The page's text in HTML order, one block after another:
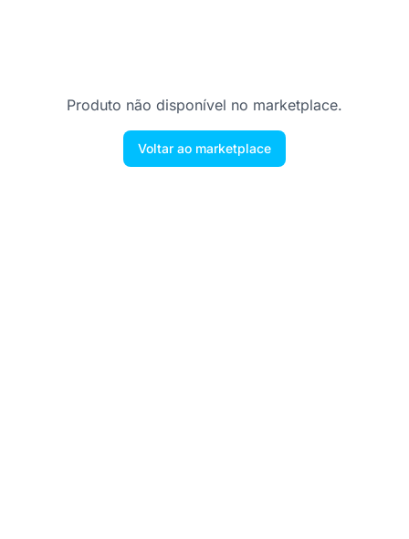
Produto não disponível no marketplace.
Voltar ao marketplace